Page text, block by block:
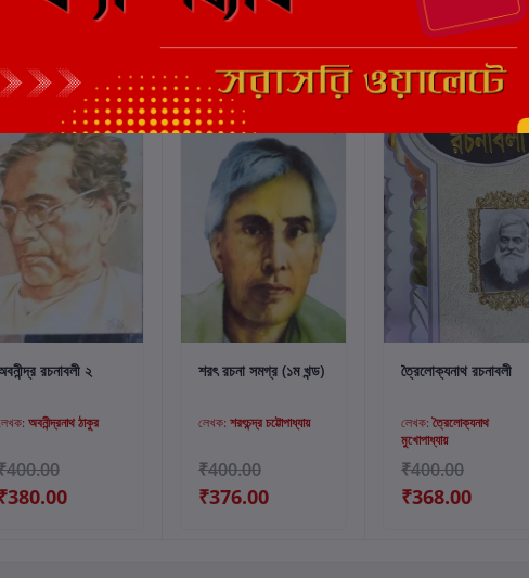
5%
কার্টে যোগ করুন
রচনাবলী ২
অবনীন্দ্রনাথ ঠাকুর
ছাড় 6%
কার্টে যোগ করুন
শরৎ রচনা সমগ্র (১ম খন্ড)
লেখক: শরৎচন্দ্র চট্টোপাধ্যায়
₹400.00
₹376.00
ছাড় 8%
কার্টে যোগ করুন
ত্রৈলোক্যনাথ রচনাবলী
লেখক:ত্রৈলোক্যনাথ
মুখোপাধ্যায়
₹400.00
₹368.00